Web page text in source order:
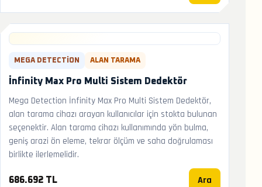
MEGA DETECTION ALAN TARAMA
İnfinity Max Pro Multi Sistem Dedektör
Mega Detection İnfinity Max Pro Multi Sistem Dedektör,
alan tarama cihazı arayan kullanıcılar için stokta bulunan
seçenektir. Alan tarama cihazı kullanımında yön bulma,
geniş arazi ön eleme, tekrar ölçüm ve saha doğrulaması
birlikte ilerlemelidir.
686.692 TL Ara